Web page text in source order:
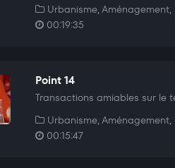
Urbanisme,
00:19:35
Point 14
Transactions amiables sur le
Urbanisme,
00:15:47